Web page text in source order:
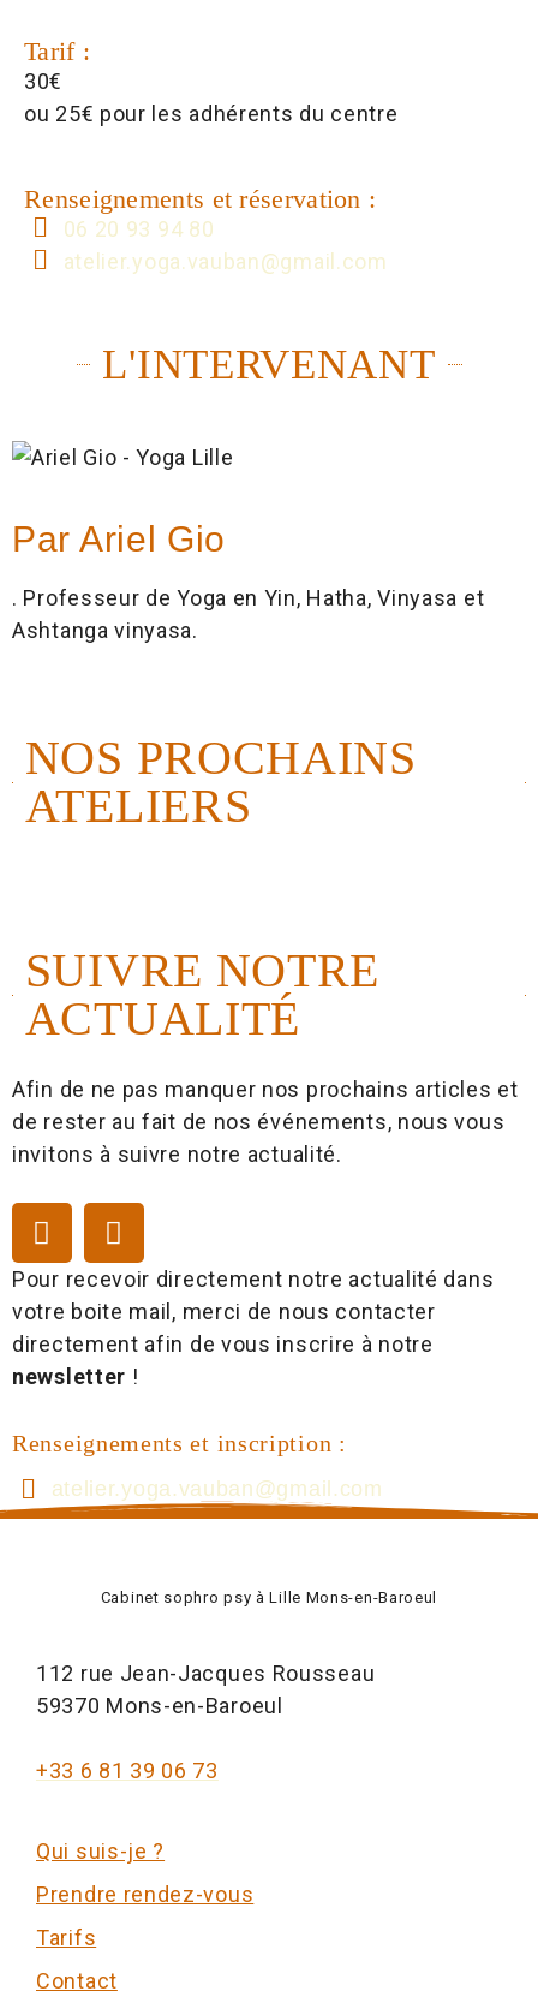
Tarif :
30€
ou 25€ pour les adhérents du centre
Renseignements et réservation :
06 20 93 94 80
atelier.yoga.vauban@gmail.com
L'INTERVENANT
Par Ariel Gio
. Professeur de Yoga en Yin, Hatha, Vinyasa et
Ashtanga vinyasa.
NOS PROCHAINS
ATELIERS
SUIVRE NOTRE
ACTUALITÉ
Afin de ne pas manquer nos prochains articles et
de rester au fait de nos événements, nous vous
invitons à suivre notre actualité.
Pour recevoir directement notre actualité dans
votre boite mail, merci de nous contacter
directement afin de vous inscrire à notre
newsletter !
Renseignements et inscription :
atelier.yoga.vauban@gmail.com
Cabinet sophro psy à Lille Mons-en-Baroeul
112 rue Jean-Jacques Rousseau
59370 Mons-en-Baroeul
+33 6 81 39 06 73
Qui suis-je ?
Prendre rendez-vous
Tarifs
Contact